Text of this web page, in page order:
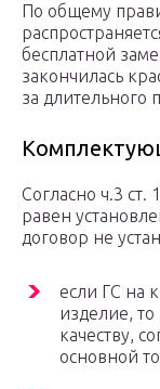
По общему
бесплатной
закончилась
за длительного
Согласно ч.3
равен
договор не
если ГС на
изделие,
качеству,
основной